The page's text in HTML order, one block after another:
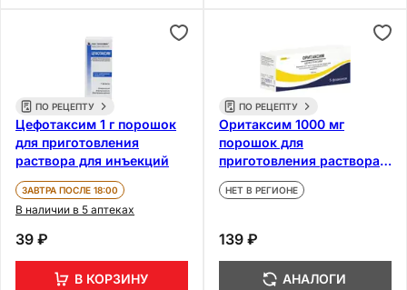
ПО РЕЦЕПТУ
Цефотаксим 1 г порошок
для приготовления
раствора для инъекций
ЗАВТРА ПОСЛЕ 18:00
В наличии в 5 аптеках
39 ₽
В КОРЗИНУ
ПО РЕЦЕПТУ
Оритаксим 1000 мг
порошок для
приготовления раствора
для инъекций 5 шт
НЕТ В РЕГИОНЕ
139 ₽
АНАЛОГИ